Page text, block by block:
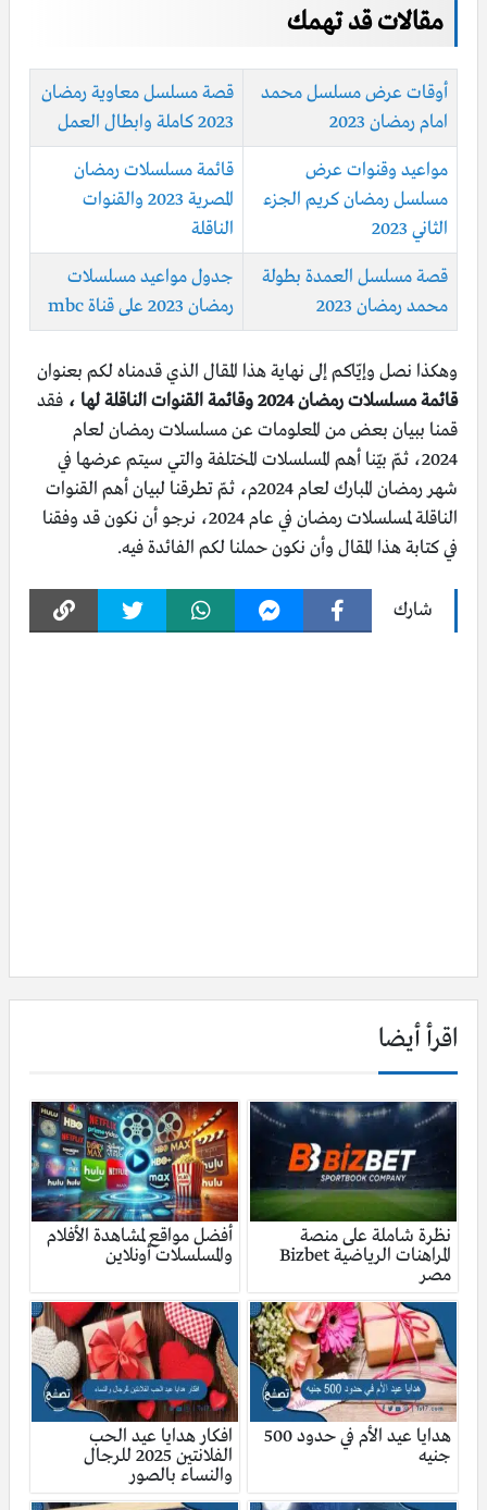
مقالات قد تهمك
أوقات عرض مسلسل محمد
امام رمضان 2023
قصة مسلسل معاوية رمضان
2023 كاملة وابطال العمل
مواعيد وقنوات عرض
مسلسل رمضان كريم الجزء
الثاني 2023
قائمة مسلسلات رمضان
المصرية 2023 والقنوات
الناقلة
قصة مسلسل العمدة بطولة
محمد رمضان 2023
جدول مواعيد مسلسلات
رمضان 2023 على قناة mbc
وهكذا نصل وإيّاكم إلى نهاية هذا المقال الذي قدمناه لكم بعنوان
قائمة مسلسلات رمضان 2024 وقائمة القنوات الناقلة لها
، فقد
قمنا ببيان بعض من المعلومات عن مسلسلات رمضان لعام
2024، ثمّ بيّنا أهم المسلسلات المختلفة والتي سيتم عرضها في
شهر رمضان المبارك لعام 2024م،
ثمّ تطرقنا لبيان أهم القنوات
الناقلة لمسلسلات رمضان في عام 2024، نرجو أن نكون قد وفقنا
في كتابة هذا المقال وأن نكون حملنا لكم الفائدة فيه.
شارك
اقرأ أيضا
نظرة شاملة على منصة
المراهنات الرياضية Bizbet
مصر
أفضل مواقع لمشاهدة الأفلام
والمسلسلات أونلاين
هدايا عيد الأم في حدود 500
جنيه
افكار هدايا عيد الحب
الفلانتين 2025 للرجال
والنساء بالصور